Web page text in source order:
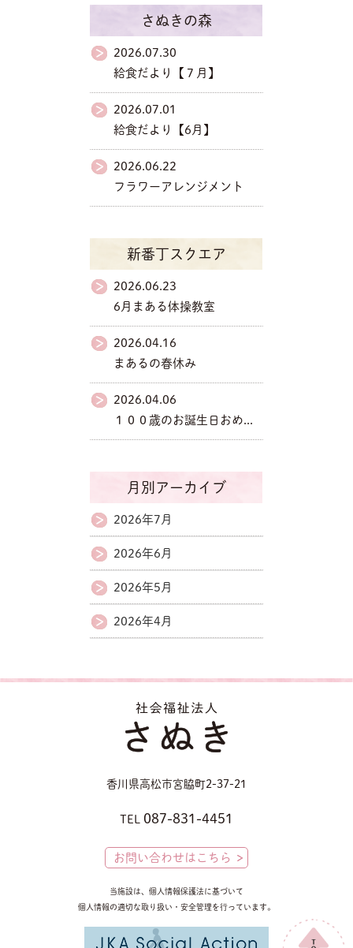
さぬきの森
2026.07.30
給食だより【７月】
2026.07.01
給食だより【6月】
2026.06.22
フラワーアレンジメント
新番丁スクエア
2026.06.23
6月まある体操教室
2026.04.16
まあるの春休み
2026.04.06
１００歳のお誕生日おめ...
月別アーカイブ
2026年7月
2026年6月
2026年5月
2026年4月
香川県高松市宮脇町2-37-21
TEL 087-831-4451
お問い合わせはこちら
当施設は、個人情報保護法に基づいて
個人情報の適切な取り扱い・安全管理を行っています。